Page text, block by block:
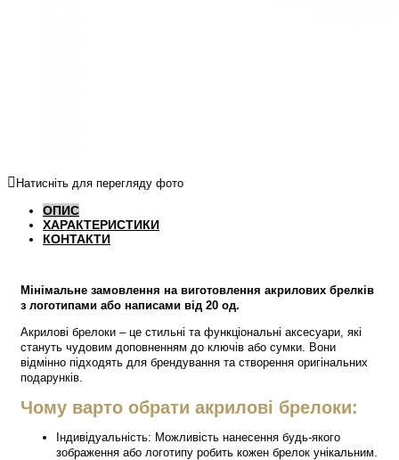
Натисніть для перегляду фото
ОПИС
ХАРАКТЕРИСТИКИ
КОНТАКТИ
Мінімальне замовлення на виготовлення акрилових брелків
з логотипами або написами від 20 од.
Акрилові брелоки – це стильні та функціональні аксесуари, які
стануть чудовим доповненням до ключів або сумки. Вони
відмінно підходять для брендування та створення оригінальних
подарунків.
Чому варто обрати акрилові брелоки:
Індивідуальність: Можливість нанесення будь-якого
зображення або логотипу робить кожен брелок унікальним.